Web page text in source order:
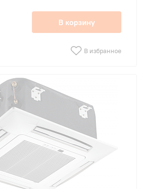
В корзину
В избранное